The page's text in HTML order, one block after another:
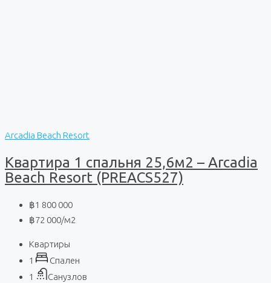
Arcadia Beach Resort
Квартира 1 спальня 25,6м2 – Arcadia
Beach Resort (PREACS527)
฿1 800 000
฿72 000/м2
Квартиры
1
Спален
1
Санузлов